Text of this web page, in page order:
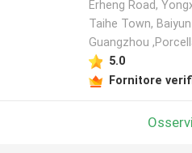
Erheng Road,
Taihe Town,
Guangzhou
5.0
Fornitore